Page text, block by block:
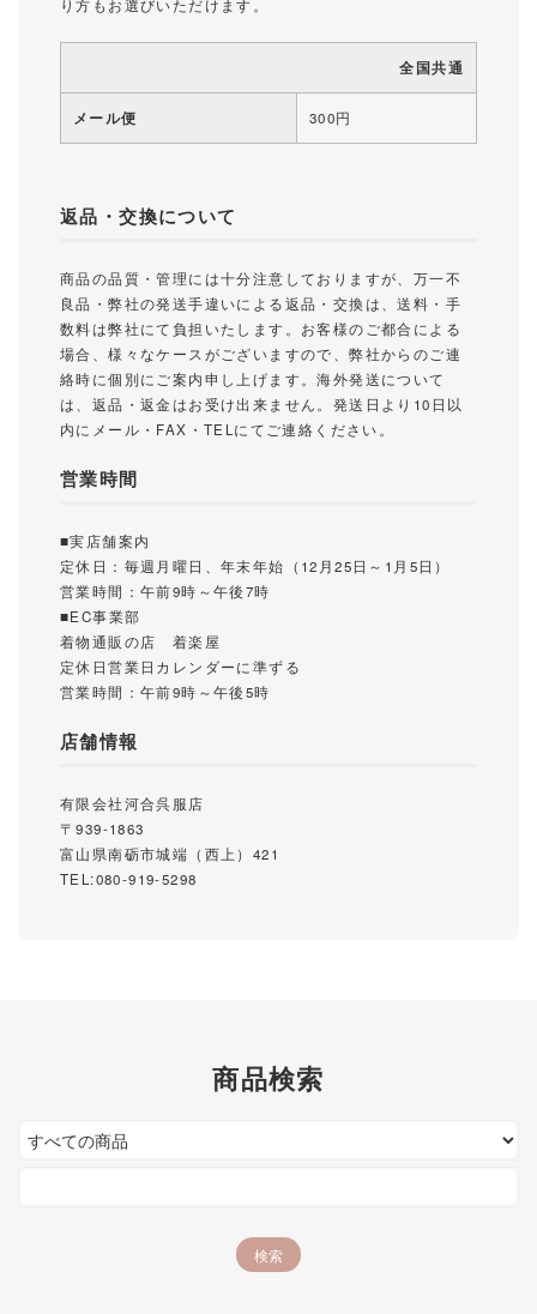
商品検索
り方もお選びいただけます。
全国共通
メール便 300円
返品・交換について
商品の品質・管理には十分注意しておりますが、万一不
良品・弊社の発送手違いによる返品・交換は、送料・手
数料は弊社にて負担いたします。お客様のご都合による
場合、様々なケースがございますので、弊社からのご連
絡時に個別にご案内申し上げます。海外発送について
は、返品・返金はお受け出来ません。発送日より10日以
内にメール・FAX・TELにてご連絡ください。
営業時間
■実店舗案内
定休日：毎週月曜日、年末年始（12月25日～1月5日）
営業時間：午前9時～午後7時
■EC事業部
着物通販の店 着楽屋
定休日営業日カレンダーに準ずる
営業時間：午前9時～午後5時
店舗情報
有限会社河合呉服店
〒939-1863
富山県南砺市城端（西上）421
TEL:080-919-5298